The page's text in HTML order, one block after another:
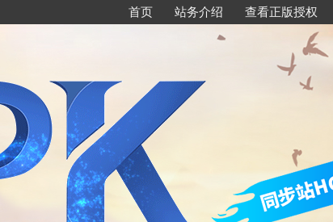
首页 站务介绍 查看正版授权